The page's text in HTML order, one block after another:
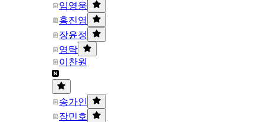
임영웅
홍진영
장윤정
영탁
이찬원
송가인
장민호